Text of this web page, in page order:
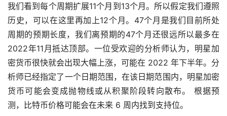
我们看到每个周期扩展11个月到13个月。所以假定我们遵照
历史，可以在这里再加上12个月。47个月是我们目前所处
周期的预期长度，我们离预期的47个月还很远所以最多在
2022年11月抵达顶部。一位受欢迎的分析师认为，明星加
密货币很快就会出现大幅上涨，可能在 2022 年下半年。分
析师已经指定了一个日期范围，在该日期范围内，明星加密
货币可能会变成抛物线或从积聚阶段转向散布。 根据预
测，比特币价格可能会在未来 6 周内找到支持位。